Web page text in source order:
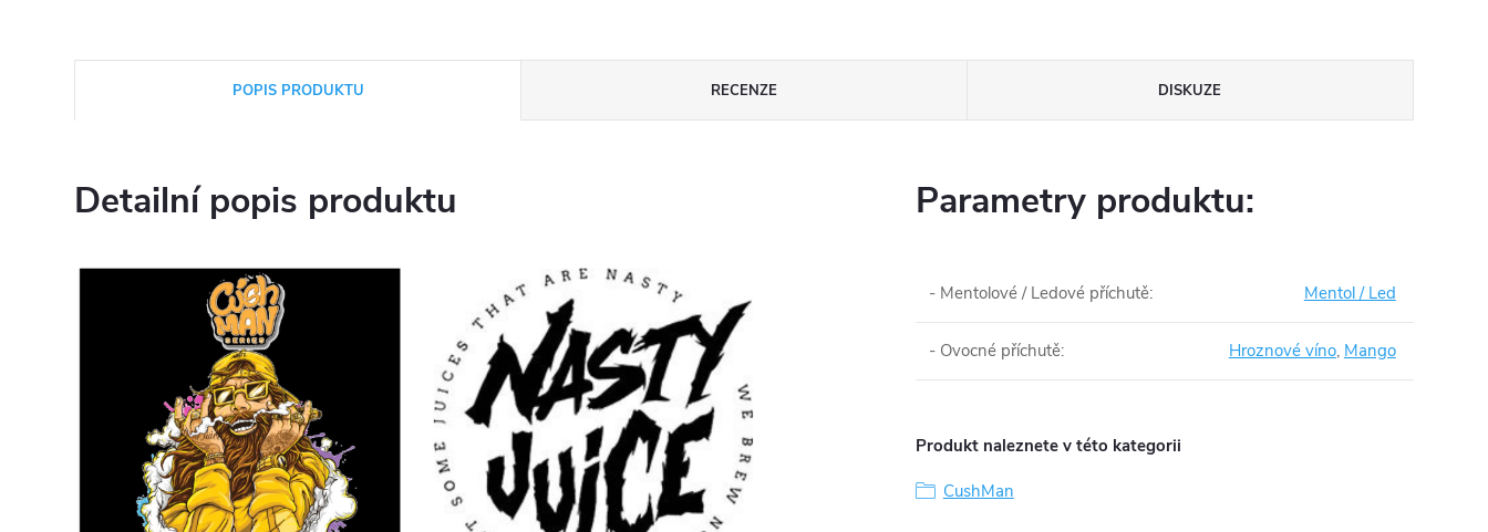
POPIS PRODUKTU RECENZE DISKUZE
Detailní popis produktu Parametry produktu:
- Mentolové / Ledové příchutě: Mentol / Led
- Ovocné příchutě: Hroznové víno, Mango
Produkt naleznete v této kategorii
CushMan